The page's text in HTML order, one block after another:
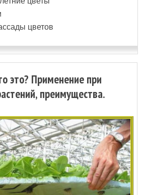
цветов
это? Применение при
преимущества.